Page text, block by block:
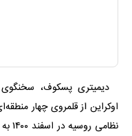
دیمیتری پسکوف،
اوکراین از قلمروی چهار